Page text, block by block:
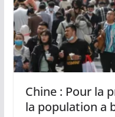
Chine : Pour la
la population a